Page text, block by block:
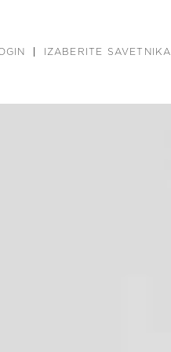
IZABERITE SAVETNIKA